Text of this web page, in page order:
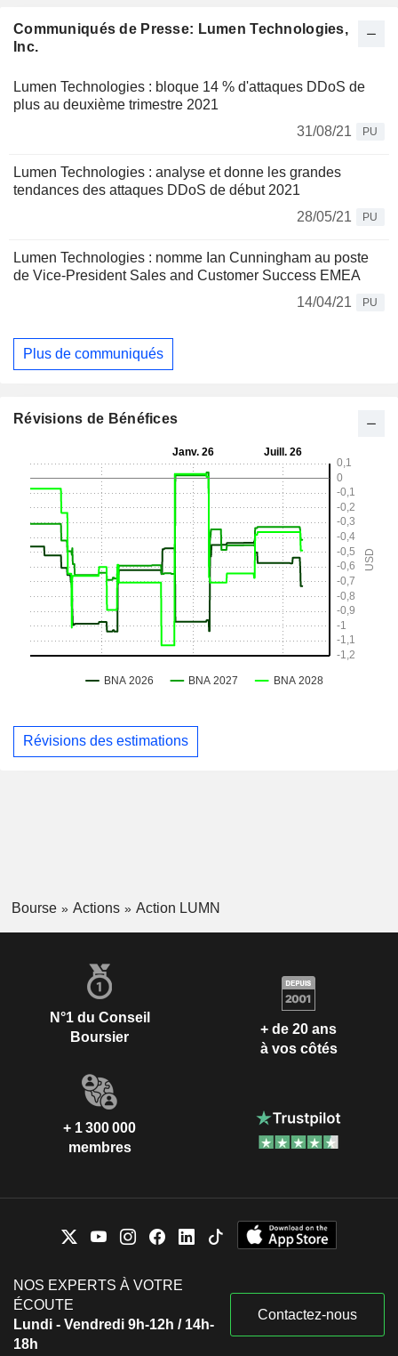
Communiqués de Presse: Lumen Technologies,
Inc.
Lumen Technologies : bloque 14 % d'attaques DDoS de
plus au deuxième trimestre 2021
31/08/21
PU
Lumen Technologies : analyse et donne les grandes
tendances des attaques DDoS de début 2021
28/05/21
PU
Lumen Technologies : nomme Ian Cunningham au poste
de Vice-President Sales and Customer Success EMEA
14/04/21
PU
Plus de communiqués
Révisions de Bénéfices
Révisions des estimations
Bourse Actions Action LUMN
N°1 du Conseil
Boursier
+ de 20 ans
à vos côtés
+ 1 300 000
membres
NOS EXPERTS À VOTRE
ÉCOUTE
Lundi - Vendredi 9h-12h / 14h-
18h
Contactez-nous